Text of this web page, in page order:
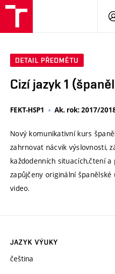
DETAIL PŘEDMĚTU
Cizí jazyk 1
FEKT-HSP1 Ak. rok: 2017/
Nový komunikativní kurs
zahrnovat nácvik výslovnosti,
každodenních situacích,čtení
zapůjčeny originální
video.
JAZYK VÝUKY
čeština